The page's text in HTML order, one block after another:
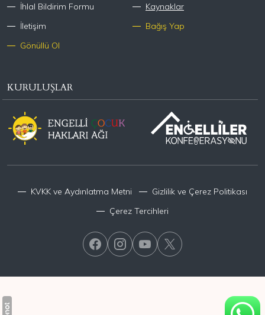
İhlal Bildirim Formu
Kaynaklar
İletişim
Bağış Yap
Gönüllü Ol
KURULUŞLAR
KVKK ve Aydınlatma Metni
Gizlilik ve Çerez Politikası
Çerez Tercihleri